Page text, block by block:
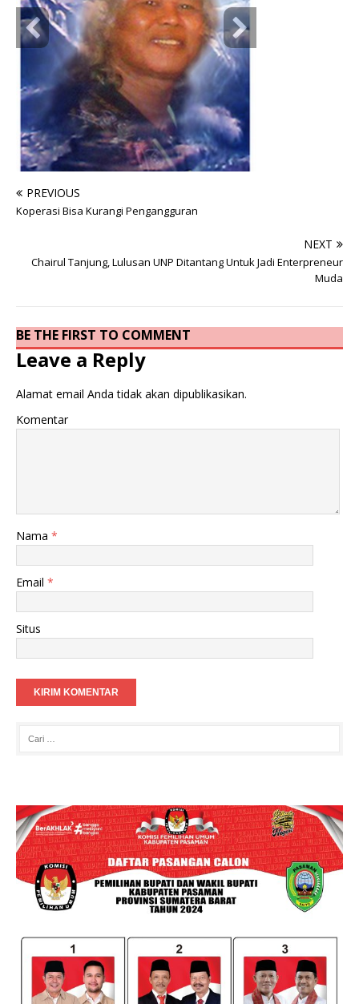
PREVIOUS
Koperasi Bisa Kurangi Pengangguran
NEXT
Chairul Tanjung, Lulusan UNP Ditantang Untuk Jadi Enterpreneur
Muda
BE THE FIRST TO COMMENT
Leave a Reply
Alamat email Anda tidak akan dipublikasikan.
Komentar
Nama *
Email *
Situs